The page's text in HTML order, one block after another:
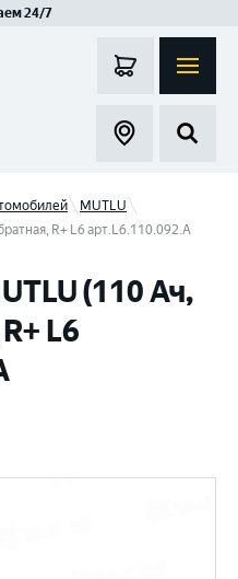
24/7
MUTLU
R+ L6 арт.L6.110.092.A
(110 Ач,
L6